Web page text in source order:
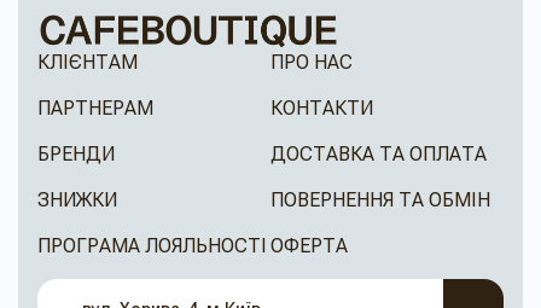
КЛІЄНТАМ
ПАРТНЕРАМ
БРЕНДИ
ЗНИЖКИ
ПРОГРАМА ЛОЯЛЬНОСТІ
ПРО НАС
КОНТАКТИ
ДОСТАВКА ТА ОПЛАТА
ПОВЕРНЕННЯ ТА ОБМІН
ОФЕРТА